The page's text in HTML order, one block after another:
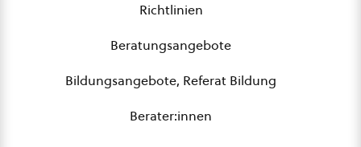
Richtlinien
Beratungsangebote
Bildungsangebote, Referat Bildung
Berater:innen